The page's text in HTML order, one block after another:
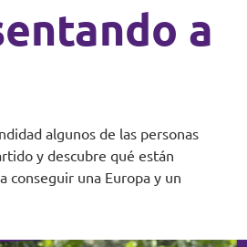
a
algunos de las personas
y descubre qué están
conseguir una Europa y un